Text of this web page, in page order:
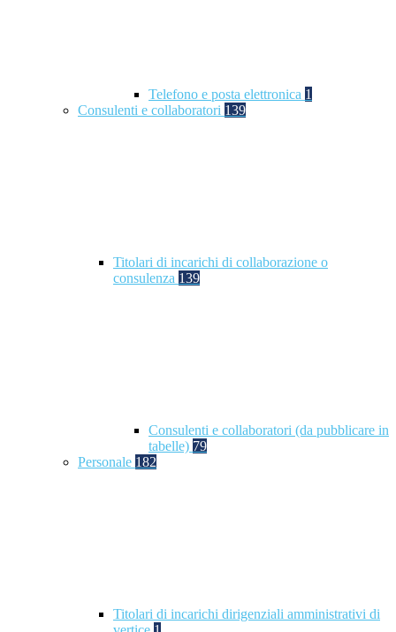
Telefono e posta elettronica 1
Consulenti e collaboratori 139
Titolari di incarichi di collaborazione o
consulenza 139
Consulenti e collaboratori (da pubblicare in
tabelle) 79
Personale 182
Titolari di incarichi dirigenziali amministrativi di